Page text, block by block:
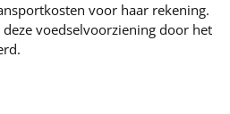
voor haar rekening.
voedselvoorziening door het